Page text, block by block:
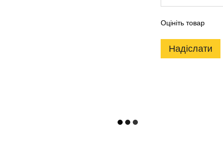
Оцініть товар
Надіслати